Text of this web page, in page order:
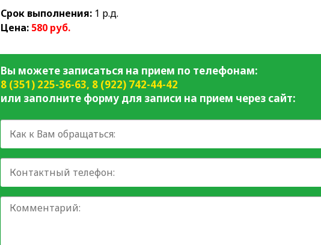
Срок выполнения: 1 р.д.
Цена: 580 руб.
Вы можете записаться на прием по телефонам:
8 (351) 225-36-63, 8 (922) 742-44-42
или заполните форму для записи на прием через сайт: